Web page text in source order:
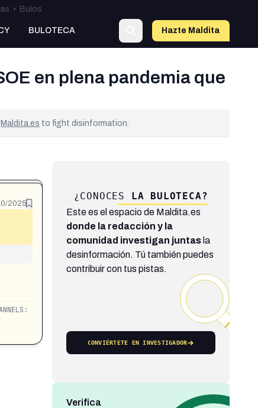
• Bulos
BULOTECA Hazte Maldit o
a
en plena pandemia que
Maldita.es to fight disinformation.
2025
¿CONOCES LA BULOTECA?
Este es el espacio de Maldita.es
donde la redacción y la
comunidad investigan juntasla
desinformación. Tú también puedes
contribuir con tus pistas.
CONVIÉRTETE EN INVESTIGADOR
Verifica